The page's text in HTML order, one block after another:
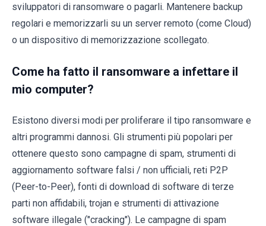
sviluppatori di ransomware o pagarli. Mantenere backup
regolari e memorizzarli su un server remoto (come Cloud)
o un dispositivo di memorizzazione scollegato.
Come ha fatto il ransomware a infettare il
mio computer?
Esistono diversi modi per proliferare il tipo ransomware e
altri programmi dannosi. Gli strumenti più popolari per
ottenere questo sono campagne di spam, strumenti di
aggiornamento software falsi / non ufficiali, reti P2P
(Peer-to-Peer), fonti di download di software di terze
parti non affidabili, trojan e strumenti di attivazione
software illegale ("cracking"). Le campagne di spam